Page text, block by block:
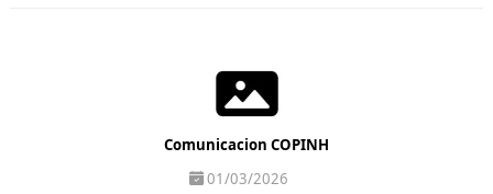
Comunicacion COPINH
01/03/2026